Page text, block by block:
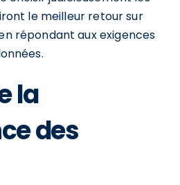
le meilleur retour sur
répondant aux exigences
la
des